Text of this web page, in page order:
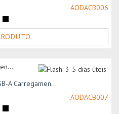
AODACB006
A Carregamen...
AODACB007